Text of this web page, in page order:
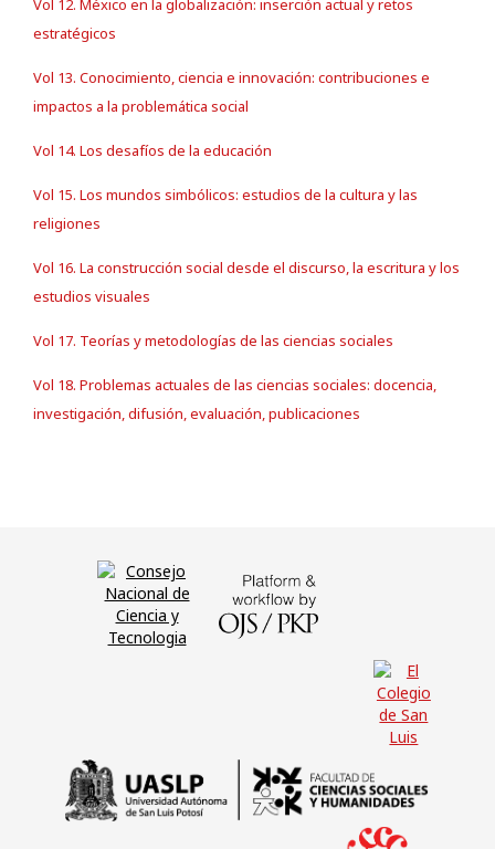
estratégicos
Vol 13. Conocimiento, ciencia e innovación: contribuciones e
impactos a la problemática social
Vol 14. Los desafíos de la educación
Vol 15. Los mundos simbólicos: estudios de la cultura y las
religiones
Vol 16. La construcción social desde el discurso, la escritura y los
estudios visuales
Vol 17. Teorías y metodologías de las ciencias sociales
Vol 18. Problemas actuales de las ciencias sociales: docencia,
investigación, difusión, evaluación, publicaciones